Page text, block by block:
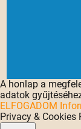
A honlap a
adatok
ELFOGADOM
Privacy & Cookies